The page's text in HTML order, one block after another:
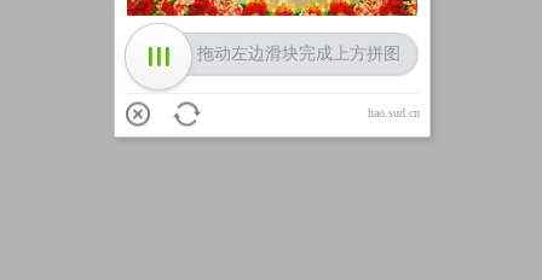
拖动左边滑块完成上方拼图
hao.sud.cn